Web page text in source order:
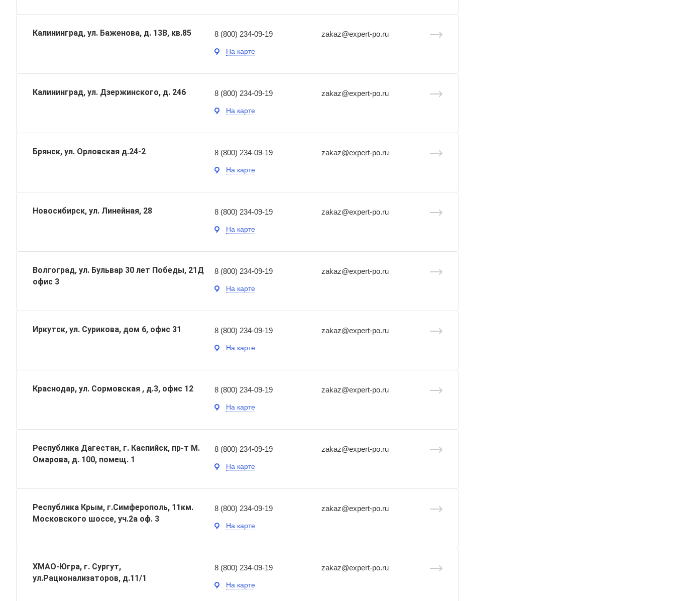
Калининград, ул. Баженова, д. 13В, кв.85 8 (800) 234-09-19 zakaz@expert-po.ru
На карте
Калининград, ул. Дзержинского, д. 246 8 (800) 234-09-19 zakaz@expert-po.ru
На карте
Брянск, ул. Орловская д.24-2 8 (800) 234-09-19 zakaz@expert-po.ru
На карте
Новосибирск, ул. Линейная, 28 8 (800) 234-09-19 zakaz@expert-po.ru
На карте
Волгоград, ул. Бульвар 30 лет Победы, 21Д
офис 3
8 (800) 234-09-19 zakaz@expert-po.ru
На карте
Иркутск, ул. Сурикова, дом 6, офис 31 8 (800) 234-09-19 zakaz@expert-po.ru
На карте
Краснодар, ул. Сормовская , д.3, офис 12 8 (800) 234-09-19 zakaz@expert-po.ru
На карте
Республика Дагестан, г. Каспийск, пр-т М.
Омарова, д. 100, помещ. 1
8 (800) 234-09-19 zakaz@expert-po.ru
На карте
Республика Крым, г.Симферополь, 11км.
Московского шоссе, уч.2а оф. 3
8 (800) 234-09-19 zakaz@expert-po.ru
На карте
ХМАО-Югра, г. Сургут,
ул.Рационализаторов, д.11/1
8 (800) 234-09-19 zakaz@expert-po.ru
На карте